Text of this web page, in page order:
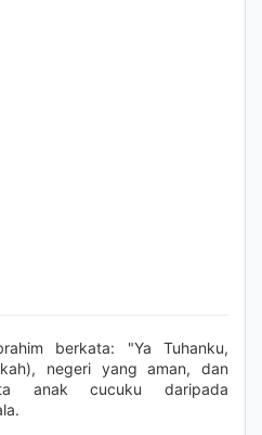
berkata: "Ya Tuhanku,
negeri yang aman, dan
anak cucuku daripada